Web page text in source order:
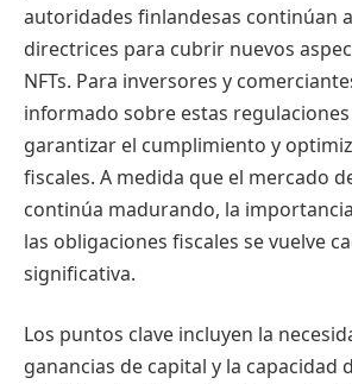
autoridades finlandesas continúan
directrices para cubrir nuevos
NFTs. Para inversores y
informado sobre estas
garantizar el cumplimiento y
fiscales. A medida que el mercado
continúa madurando, la
las obligaciones fiscales se vuelve
significativa.
Los puntos clave incluyen la
ganancias de capital y la capacidad